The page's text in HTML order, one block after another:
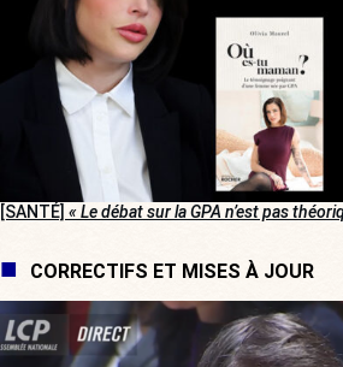
[SANTÉ] « Le débat sur la GPA n’est pas
CORRECTIFS ET MISES À JOUR